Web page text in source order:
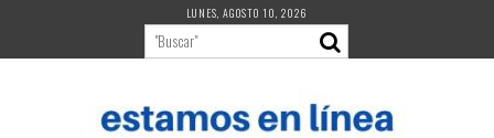
contenido
LUNES, AGOSTO 10, 2026